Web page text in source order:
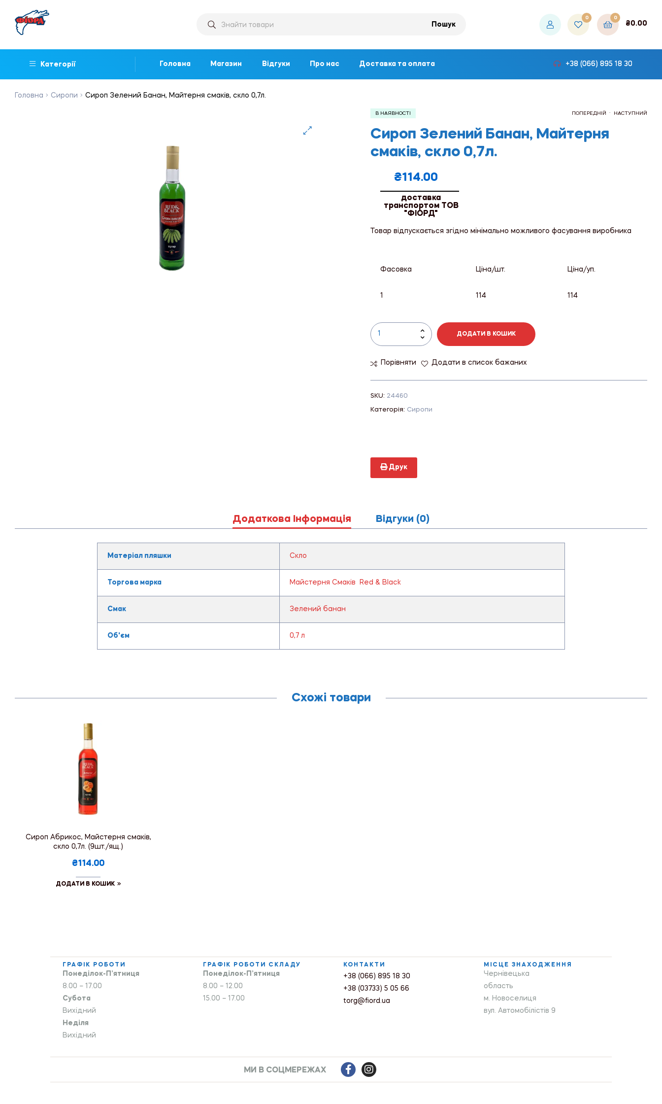
Пошук
0 0
₴0.00
Категорії Головна Магазин Відгуки Про нас Доставка та оплата +38 (066) 895 18 30
Головна Сиропи Сироп Зелений Банан, Майтерня смаків, скло 0,7л.
ПОПЕРЕДНІЙ НАСТУПНИЙ
В НАЯВНОСТІ
Сироп Зелений Банан, Майтерня
смаків, скло 0,7л.
₴114.00
доставка
транспортом ТОВ
"ФІОРД"
Товар відпускається згідно мінімально можливого фасування виробника
Фасовка Ціна/шт. Ціна/уп.
1 114 114
ДОДАТИ В КОШИК
Порівняти Додати в список бажаних
SKU: 24460
Категорія: Сиропи
Друк
Додаткова Інформація Відгуки (0)
Матеріал пляшки Скло
Торгова марка Майстерня Смаків Red & Black
Смак Зелений банан
Об'єм 0,7 л
Схожі товари
Сироп Абрикос, Майстерня смаків,
скло 0,7л. (9шт./ящ.)
₴114.00
ДОДАТИ В КОШИК
ГРАФІК РОБОТИ
Понеділок-П’ятниця
8.00 – 17.00
Субота
Вихідний
Неділя
Вихідний
ГРАФІК РОБОТИ СКЛАДУ
Понеділок-П’ятниця
8.00 – 12.00
15.00 – 17.00
КОНТАКТИ
+38 (066) 895 18 30
+38 (03733) 5 05 66
torg@fiord.ua
МІСЦЕ ЗНАХОДЖЕННЯ
Чернівецька
область
м. Новоселиця
вул. Автомобілістів 9
МИ В СОЦМЕРЕЖАХ